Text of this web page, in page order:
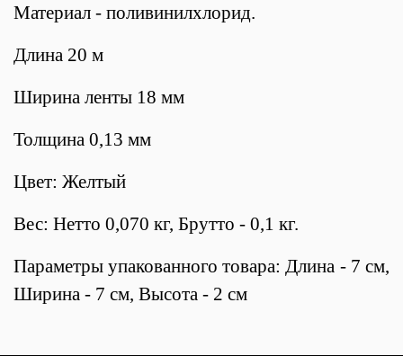
Материал - поливинилхлорид.
Длина 20 м
Ширина ленты 18 мм
Толщина 0,13 мм
Цвет: Желтый
Вес: Нетто 0,070 кг, Брутто - 0,1 кг.
Параметры упакованного товара: Длина - 7 см,
Ширина - 7 см, Высота - 2 см